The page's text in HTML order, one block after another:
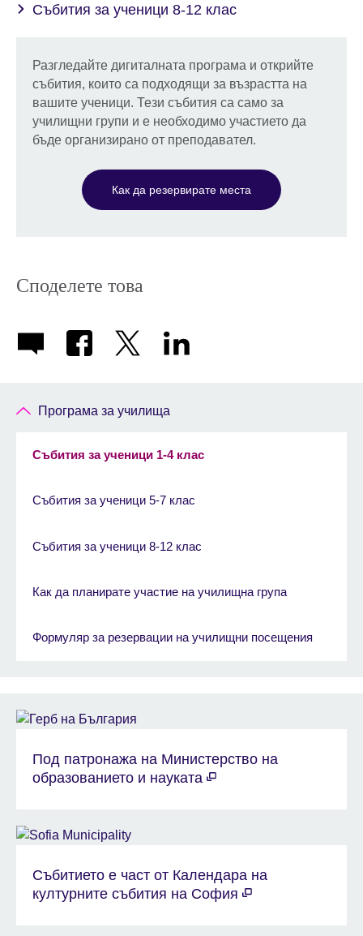
Събития за ученици 8-12 клас
Разгледайте дигиталната програма и открийте
събития, които са подходящи за възрастта на
вашите ученици. Тези събития са само за
училищни групи и е необходимо участието да
бъде организирано от преподавател.
Как да резервирате места
Споделете това
Програма за училища
Събития за ученици 1-4 клас
Събития за ученици 5-7 клас
Събития за ученици 8-12 клас
Как да планирате участие на училищна група
Формуляр за резервации на училищни посещения
Под патронажа на Министерство на
образованието и науката
Събитието е част от Календара на
културните събития на София